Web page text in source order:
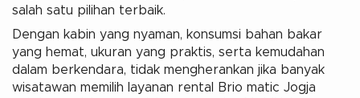
salah satu pilihan terbaik.
Dengan kabin yang nyaman, konsumsi bahan bakar
yang hemat, ukuran yang praktis, serta kemudahan
dalam berkendara, tidak mengherankan jika banyak
wisatawan memilih layanan rental Brio matic Jogja